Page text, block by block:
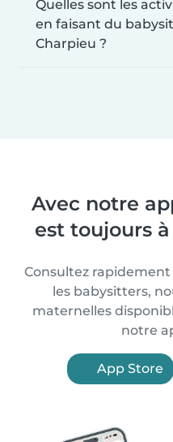
Quelles sont les
en faisant du
Charpieu ?
Avec notre
est toujours
Consultez
les babysitters,
maternelles
notre
App Store